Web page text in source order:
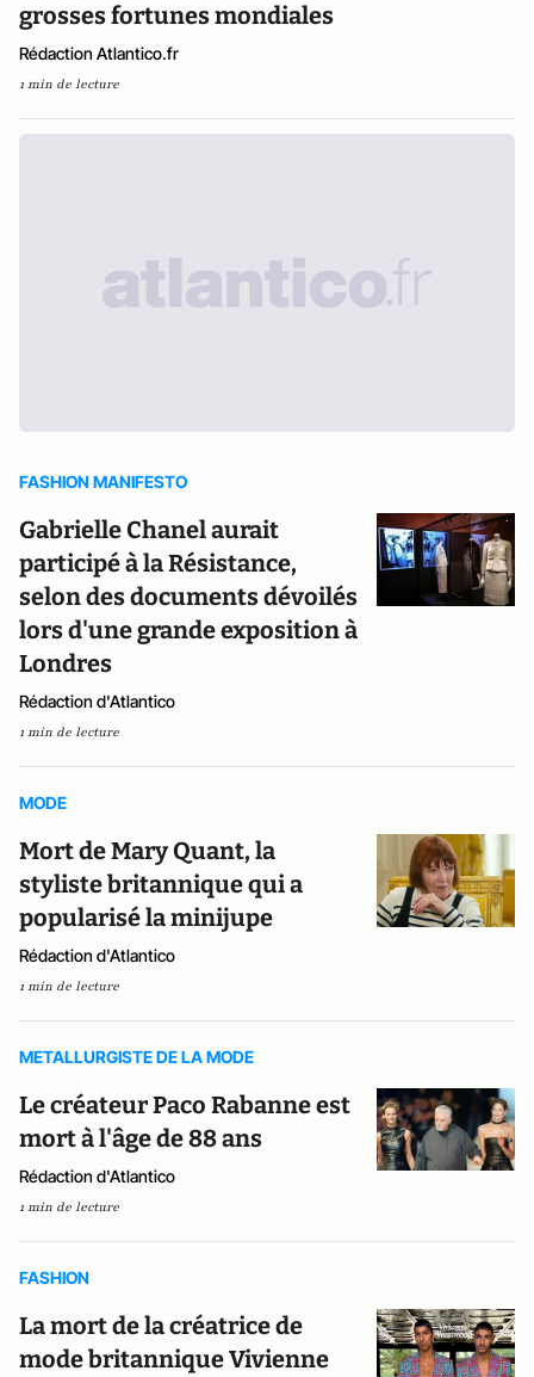
grosses fortunes mondiales
Rédaction Atlantico.fr
1 min de lecture
FASHION MANIFESTO
Gabrielle Chanel aurait
participé à la Résistance,
selon des documents dévoilés
lors d'une grande exposition à
Londres
Rédaction d'Atlantico
1 min de lecture
MODE
Mort de Mary Quant, la
styliste britannique qui a
popularisé la minijupe
Rédaction d'Atlantico
1 min de lecture
METALLURGISTE DE LA MODE
Le créateur Paco Rabanne est
mort à l'âge de 88 ans
Rédaction d'Atlantico
1 min de lecture
FASHION
La mort de la créatrice de
mode britannique Vivienne